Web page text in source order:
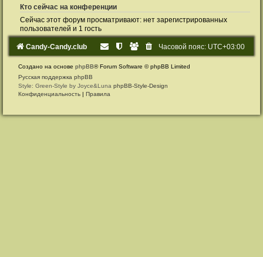
Кто сейчас на конференции
Сейчас этот форум просматривают: нет зарегистрированных
пользователей и 1 гость
Candy-Candy.club Часовой пояс: UTC+03:00
Создано на основе phpBB® Forum Software © phpBB Limited
Русская поддержка phpBB
Style: Green-Style by Joyce&Luna phpBB-Style-Design
Конфиденциальность | Правила